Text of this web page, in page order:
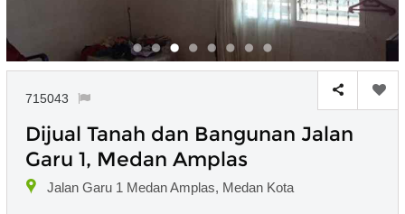
715043
Dijual Tanah dan Bangunan Jalan
Garu 1, Medan Amplas
Jalan Garu 1 Medan Amplas, Medan Kota